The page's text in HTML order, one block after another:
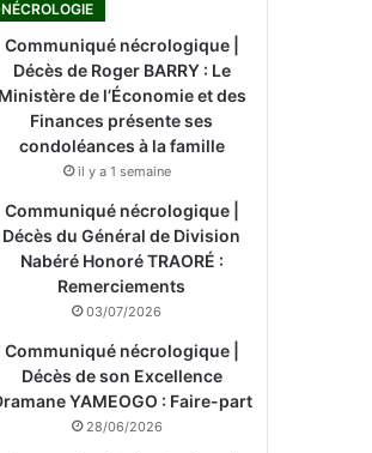
NÉCROLOGIE
Communiqué nécrologique |
Décès de Roger BARRY : Le
Ministère de l’Économie et des
Finances présente ses
condoléances à la famille
il y a 1 semaine
Communiqué nécrologique |
Décès du Général de Division
Nabéré Honoré TRAORÉ :
Remerciements
03/07/2026
Communiqué nécrologique |
Décès de son Excellence
YAMEOGO : Faire-part
28/06/2026